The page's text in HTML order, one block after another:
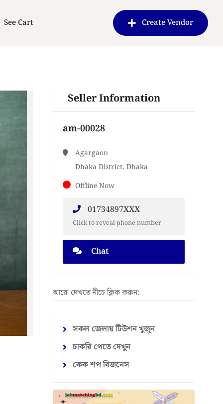
See Cart Create Vendor
Seller Information
am-00028
Agargaon
Dhaka District, Dhaka
Offline Now
01734897XXX
Click to reveal phone number
Chat
আরো দেখতে নীচে ক্লিক করুন:
সকল জেলায় টিউশন খুজুন
চাকরি পেতে দেখুন
কেক শপ বিজনেস